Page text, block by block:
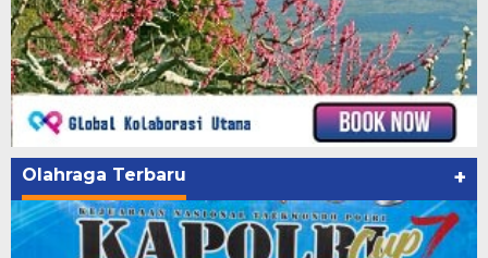
Olahraga Terbaru +